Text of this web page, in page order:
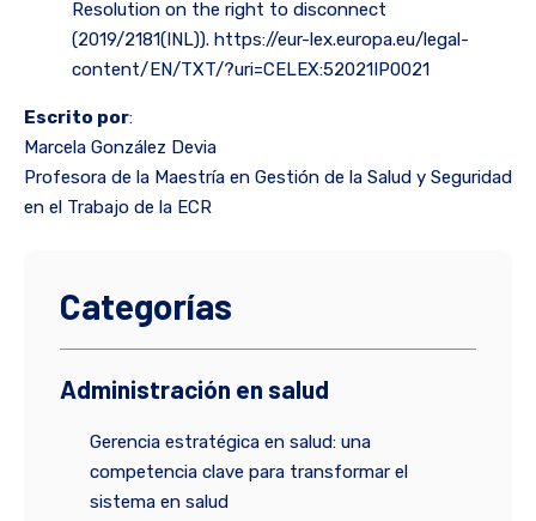
Resolution on the right to disconnect
(2019/2181(INL)). https://eur-lex.europa.eu/legal-
content/EN/TXT/?uri=CELEX:52021IP0021
Escrito por:
Marcela González Devia
Profesora de la Maestría en Gestión de la Salud y Seguridad
en el Trabajo de la ECR
Categorías
Administración en salud
Gerencia estratégica en salud: una
competencia clave para transformar el
sistema en salud